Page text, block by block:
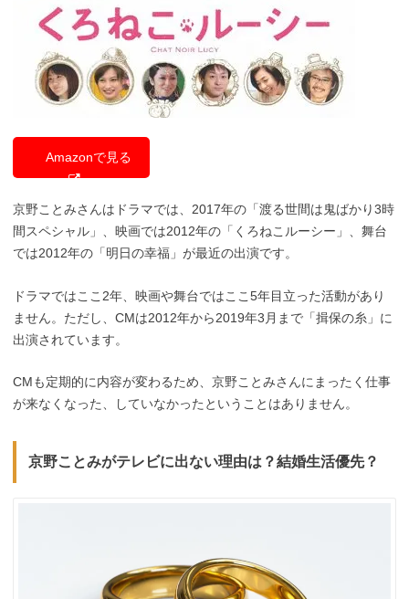
Amazonで見る
京野ことみさんはドラマでは、2017年の「渡る世間は鬼ばかり3時
間スペシャル」、映画では2012年の「くろねこルーシー」、舞台
では2012年の「明日の幸福」が最近の出演です。
ドラマではここ2年、映画や舞台ではここ5年目立った活動があり
ません。ただし、CMは2012年から2019年3月まで「揖保の糸」に
出演されています。
CMも定期的に内容が変わるため、京野ことみさんにまったく仕事
が来なくなった、していなかったということはありません。
京野ことみがテレビに出ない理由は？結婚生活優先？